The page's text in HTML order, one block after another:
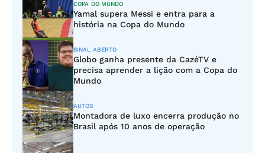
COPA DO MUNDO
Yamal supera Messi e entra para a
história na Copa do Mundo
SINAL ABERTO
Globo ganha presente da CazéTV e
precisa aprender a lição com a Copa do
Mundo
AUTOS
Montadora de luxo encerra produção no
Brasil após 10 anos de operação